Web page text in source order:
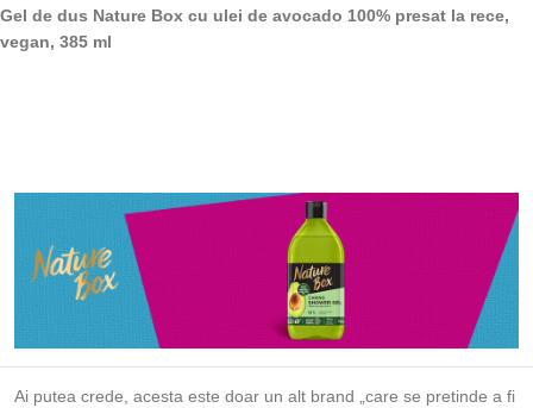
Gel de dus Nature Box cu ulei de avocado 100% presat la rece,
vegan, 385 ml
Ai putea crede, acesta este doar un alt brand „care se pretinde a fi